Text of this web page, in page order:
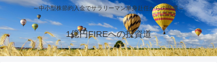
～中小型株節約入金でサラリーマン単身赴任からの卒業～
1億円FIREへの投資道